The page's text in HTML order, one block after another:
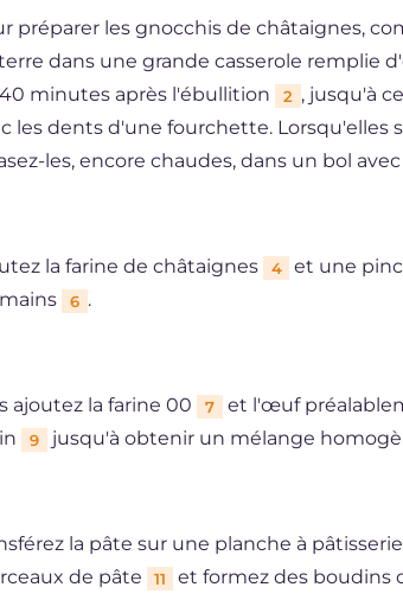
préparer les gnocchis de châtaignes,
dans une grande casserole remplie
minutes après l'ébullition
2 , jusqu'à
les dents d'une fourchette. Lorsqu'elles
les, encore chaudes, dans un bol
la farine de châtaignes 4 et une
6 .
ajoutez la farine 00 7 et l'œuf
9 jusqu'à obtenir un mélange
la pâte sur une planche à pâtisserie
de pâte
11 et formez des boudins